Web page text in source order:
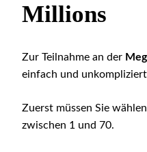
Millions
Zur Teilnahme an der
einfach und
Zuerst müssen Sie wählen
zwischen 1 und 70.